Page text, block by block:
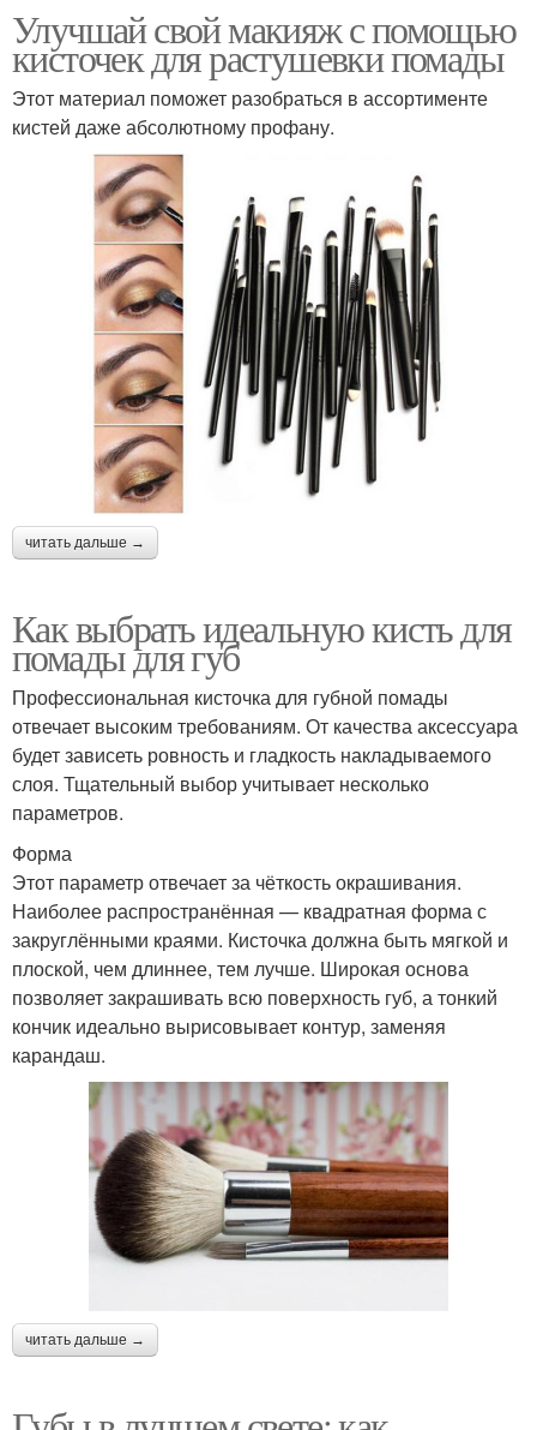
Улучшай свой макияж с помощью
кисточек для растушевки помады
Этот материал поможет разобраться в ассортименте
кистей даже абсолютному профану.
читать дальше →
Как выбрать идеальную кисть для
помады для губ
Профессиональная кисточка для губной помады
отвечает высоким требованиям. От качества аксессуара
будет зависеть ровность и гладкость накладываемого
слоя. Тщательный выбор учитывает несколько
параметров.
Форма
Этот параметр отвечает за чёткость окрашивания.
Наиболее распространённая — квадратная форма с
закруглёнными краями. Кисточка должна быть мягкой и
плоской, чем длиннее, тем лучше. Широкая основа
позволяет закрашивать всю поверхность губ, а тонкий
кончик идеально вырисовывает контур, заменяя
карандаш.
читать дальше →